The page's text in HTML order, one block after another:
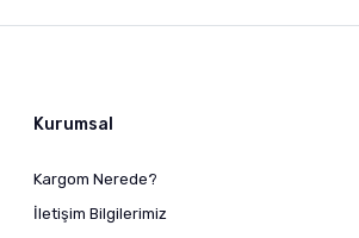
Kurumsal
Kargom Nerede?
İletişim Bilgilerimiz